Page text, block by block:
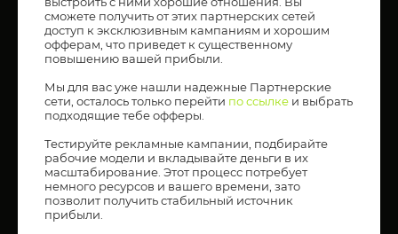
сможете получить от этих партнерских сетей
доступ к эксклюзивным кампаниям и хорошим
офферам, что приведет к существенному
повышению вашей прибыли.
Мы для вас уже нашли надежные Партнерские
сети, осталось только перейти по ссылке и выбрать
подходящие тебе офферы.
Тестируйте рекламные кампании, подбирайте
рабочие модели и вкладывайте деньги в их
масштабирование. Этот процесс потребует
немного ресурсов и вашего времени, зато
позволит получить стабильный источник
прибыли.